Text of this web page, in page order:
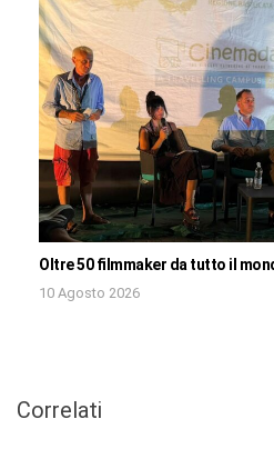
Oltre 50 filmmaker da tutto il
10 Agosto 2026
Correlati